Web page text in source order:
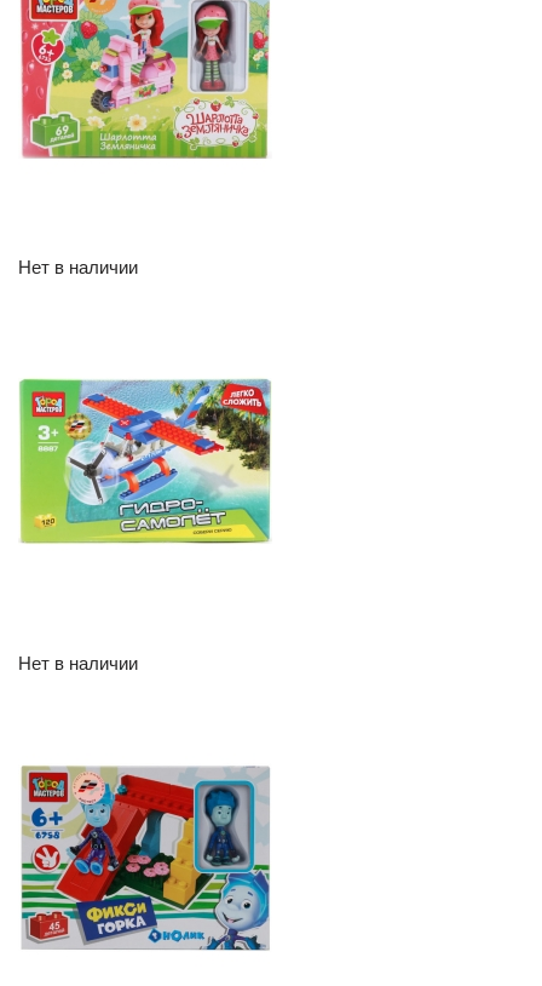
Нет в наличии
Нет в наличии